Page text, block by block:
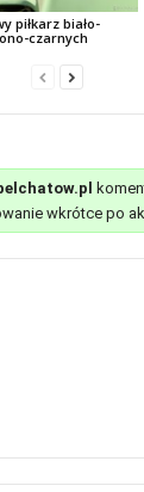
piłkarz biało-
czarnych
wkrótce po